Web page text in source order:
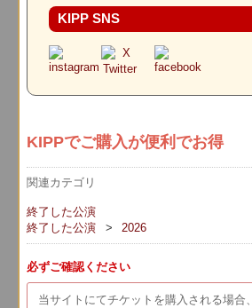
KIPP SNS
KIPPでご購入が便利でお得
関連カテゴリ
終了した公演
終了した公演
2026
必ずご確認ください
当サイトにてチケットを購入される場合、